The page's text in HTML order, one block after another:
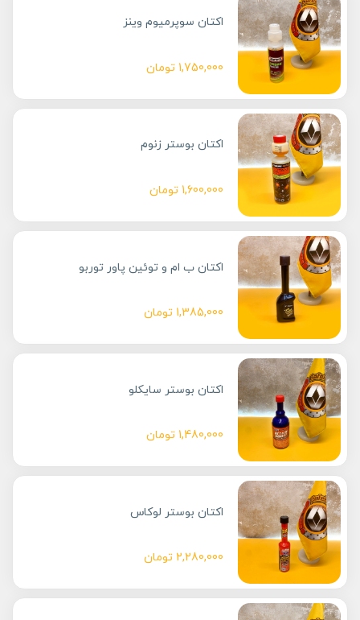
اکتان سوپرمیوم وینز
1,750,000 تومان
اکتان بوستر زنوم
1,600,000 تومان
اکتان ب ام و توئین پاور توربو
1,385,000 تومان
اکتان بوستر سایکلو
1,480,000 تومان
اکتان بوستر لوکاس
2,280,000 تومان